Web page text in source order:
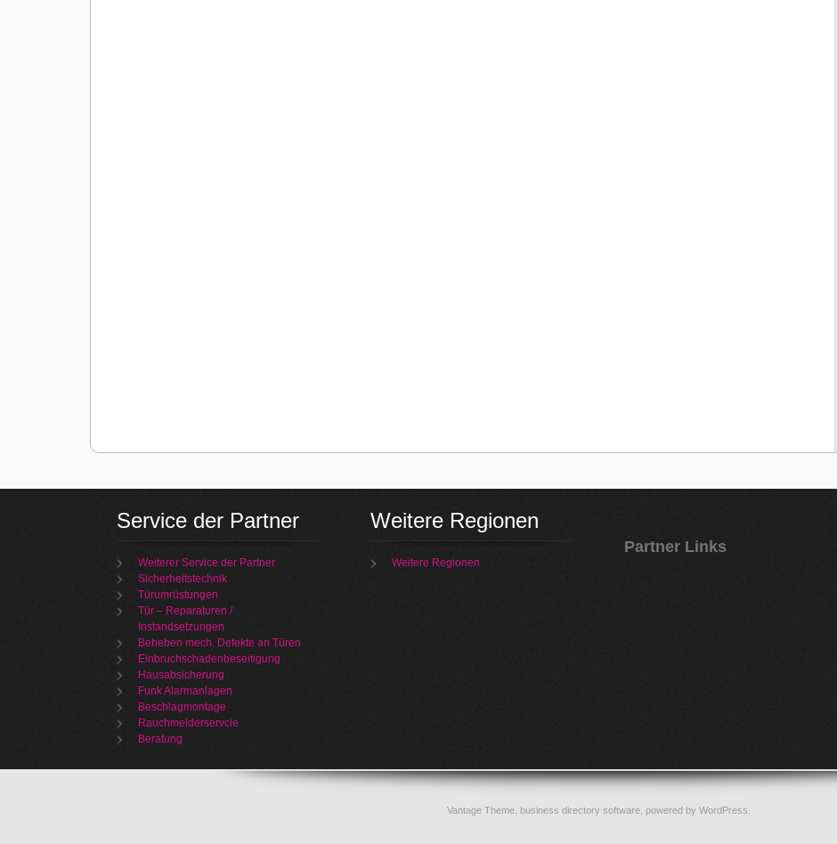
Service der Partner
Weiterer Service der Partner
Sicherheitstechnik
Türumrüstungen
Tür – Reparaturen /
Instandsetzungen
Beheben mech. Defekte an Türen
Einbruchschadenbeseitigung
Hausabsicherung
Funk Alarmanlagen
Beschlagmontage
Rauchmelderservcie
Beratung
Weitere Regionen
Weitere Regionen
Partner Links
Vantage Theme, business directory software, powered by WordPress